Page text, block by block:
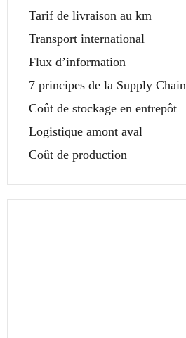
Tarif de livraison au km
Transport international
Flux d’information
7 principes de la Supply Chain
Coût de stockage en entrepôt
Logistique amont aval
Coût de production